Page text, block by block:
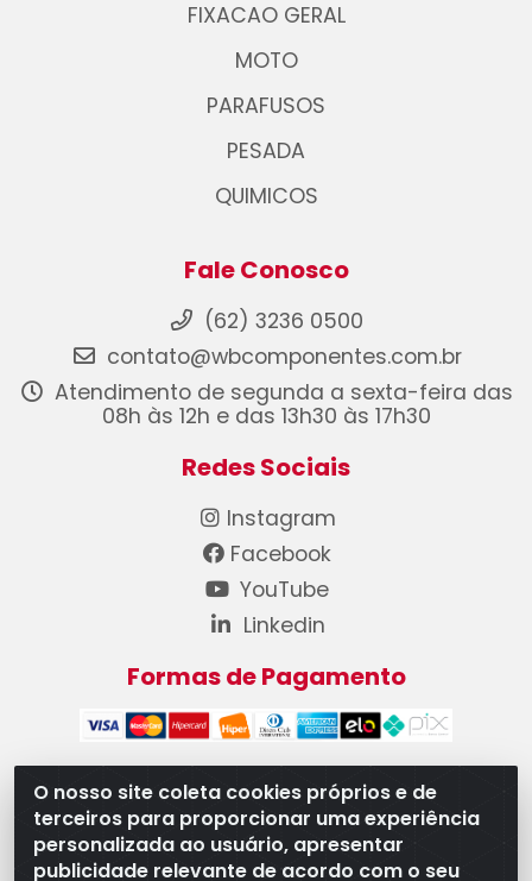
O nosso site coleta cookies próprios e de
terceiros para proporcionar uma experiência
personalizada ao usuário, apresentar
publicidade relevante de acordo com o seu
FIXACAO GERAL
MOTO
PARAFUSOS
PESADA
QUIMICOS
Fale Conosco
(62) 3236 0500
contato@wbcomponentes.com.br
Atendimento de segunda a sexta-feira das
08h às 12h e das 13h30 às 17h30
Redes Sociais
Instagram
Facebook
YouTube
Linkedin
Formas de Pagamento
WB Componentes Automotivos LTDA - CNPJ
08.528.393/0001-12 - Rua do Níquel, 667 - Parque
Oeste Industrial, Goiânia/GO - CEP 74375-660